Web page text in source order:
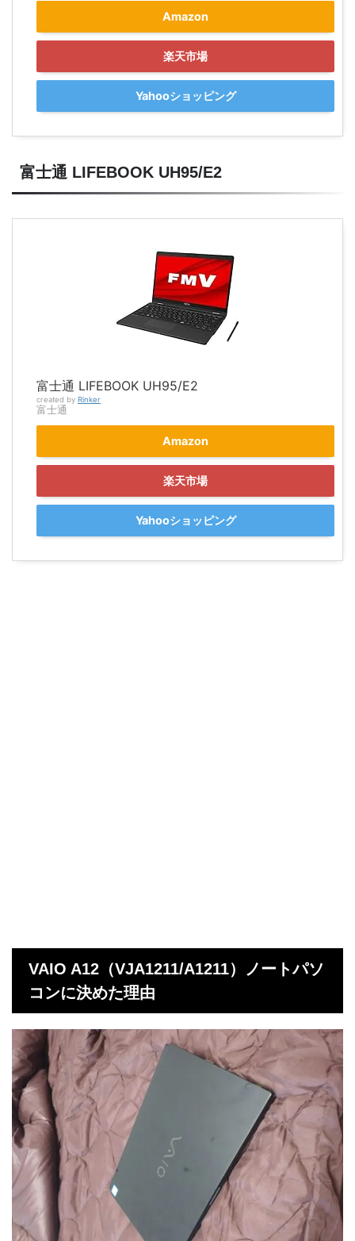
Amazon
楽天市場
Yahooショッピング
富士通 LIFEBOOK UH95/E2
富士通 LIFEBOOK UH95/E2
created by Rinker
富士通
Amazon
楽天市場
Yahooショッピング
VAIO A12（VJA1211/A1211）ノートパソ
コンに決めた理由